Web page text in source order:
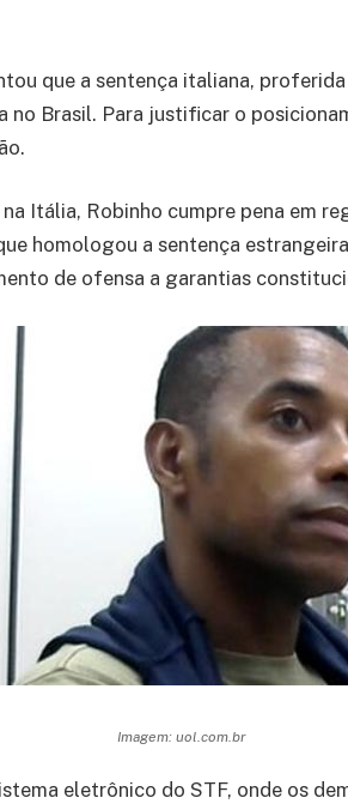
que a sentença italiana,
no Brasil. Para justificar o
Itália, Robinho cumpre pena em
homologou a sentença
de ofensa a garantias
Imagem: uol.com.br
eletrônico do STF, onde os